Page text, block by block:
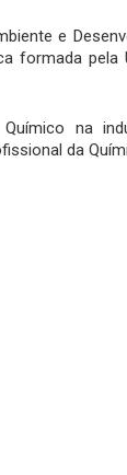
e
formada
na
da